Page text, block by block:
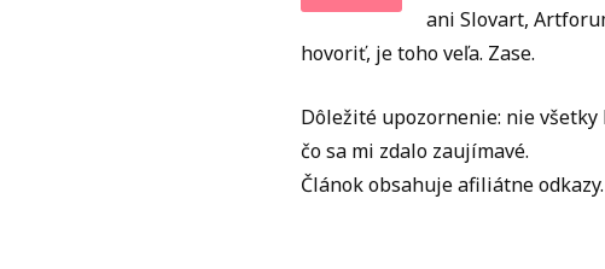
ani Slovart,
hovoriť, je toho veľa. Zase.
Dôležité upozornenie: nie
čo sa mi zdalo zaujímavé.
Článok obsahuje afiliátne odkazy.